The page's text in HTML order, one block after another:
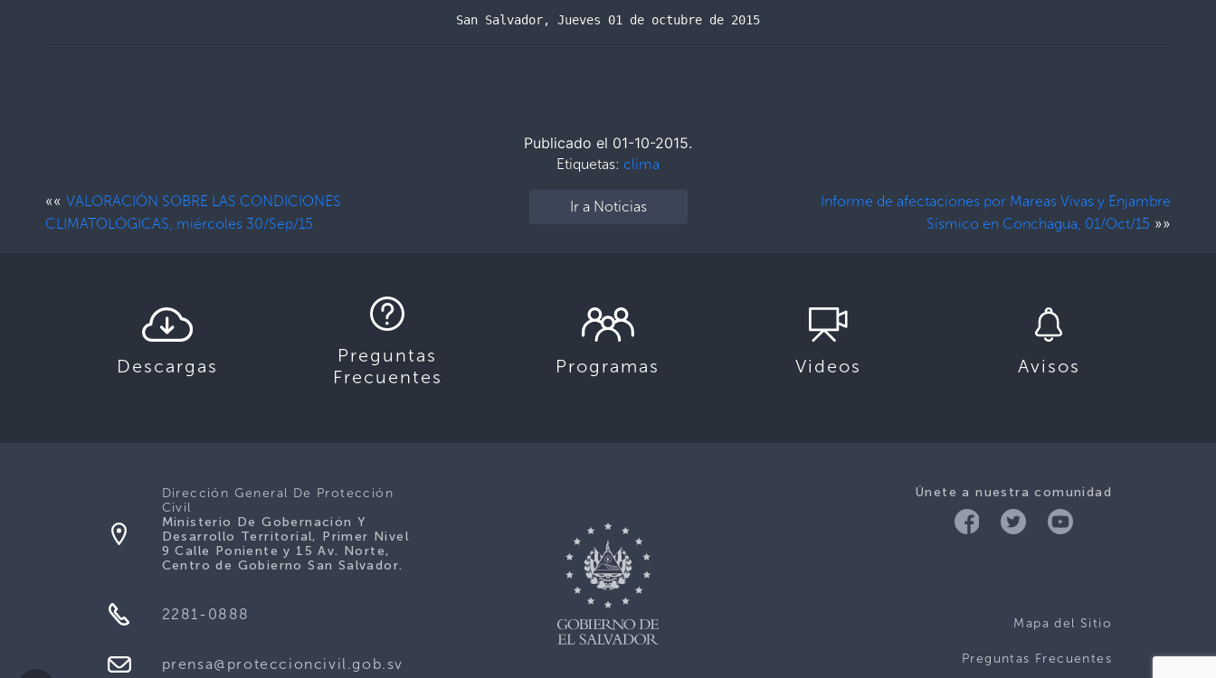
San Salvador, Jueves 01 de octubre de 2015
Publicado el 01-10-2015.
Etiquetas: clima
«« VALORACIÓN SOBRE LAS CONDICIONES
CLIMATOLÓGICAS, miércoles 30/Sep/15
Ir a Noticias
Informe de afectaciones por Mareas Vivas y Enjambre
Sísmico en Conchagua, 01/Oct/15 »»
Descargas
Preguntas
Frecuentes
Programas Videos Avisos
Únete a nuestra comunidad
Mapa del Sitio
Preguntas Frecuentes
Dirección General De Protección
Civil
Ministerio De Gobernación Y
Desarrollo Territorial, Primer Nivel
9 Calle Poniente y 15 Av. Norte,
Centro de Gobierno San Salvador.
2281-0888
prensa@proteccioncivil.gob.sv